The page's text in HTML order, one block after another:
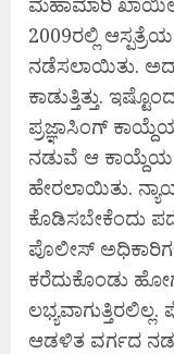
2009ರಲ್ಲಿ
ನಡೆಸಲಾಯಿತು.
ಕಾಡುತ್ತಿತ್ತು.
ಪ್ರಜ್ಞಾಸಿಂಗ್
ನಡುವೆ ಆ
ಹೇರಲಾಯಿತು.
ಕೊಡಿಸಬೇಕೆಂದು
ಪೊಲೀಸ್
ಕರೆದುಕೊಂಡು
ಆಡಳಿತ ವರ್ಗದ